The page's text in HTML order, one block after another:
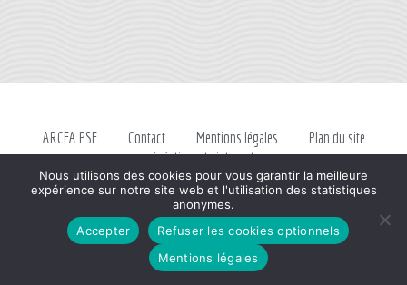
ARCEA PSF Contact Mentions légales
Plan du site
Création site internet
Nous utilisons des cookies pour vous garantir la meilleure
expérience sur notre site web et l'utilisation des statistiques
anonymes.
Accepter
Refuser les cookies optionnels
Mentions légales